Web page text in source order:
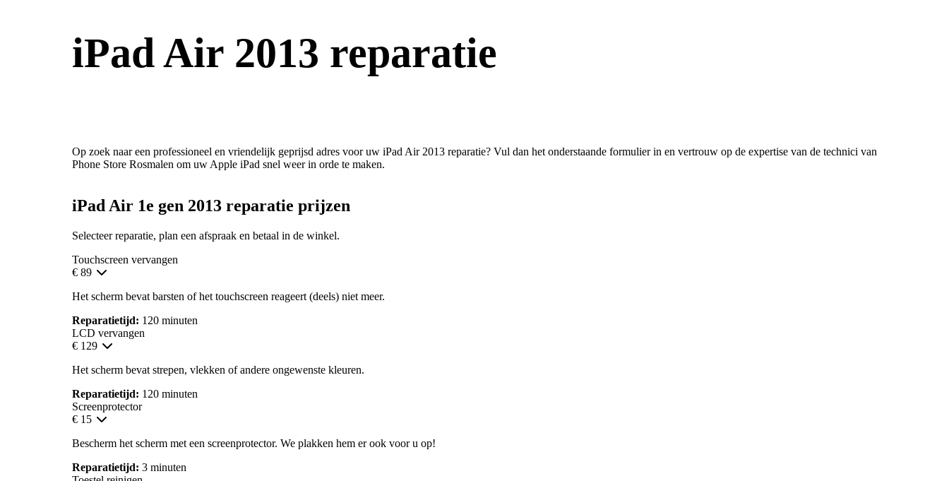
iPad Air 2013 reparatie
Op zoek naar een professioneel en vriendelijk geprijsd adres voor uw iPad Air 2013 reparatie? Vul dan het onderstaande formulier in en vertrouw op de expertise van de technici van
Phone Store Rosmalen om uw Apple iPad snel weer in orde te maken.
iPad Air 1e gen 2013 reparatie prijzen
Selecteer reparatie, plan een afspraak en betaal in de winkel.
Touchscreen vervangen
€ 89
Het scherm bevat barsten of het touchscreen reageert (deels) niet meer.
Reparatietijd: 120 minuten
LCD vervangen
€ 129
Het scherm bevat strepen, vlekken of andere ongewenste kleuren.
Reparatietijd: 120 minuten
Screenprotector
€ 15
Bescherm het scherm met een screenprotector. We plakken hem er ook voor u op!
Reparatietijd: 3 minuten